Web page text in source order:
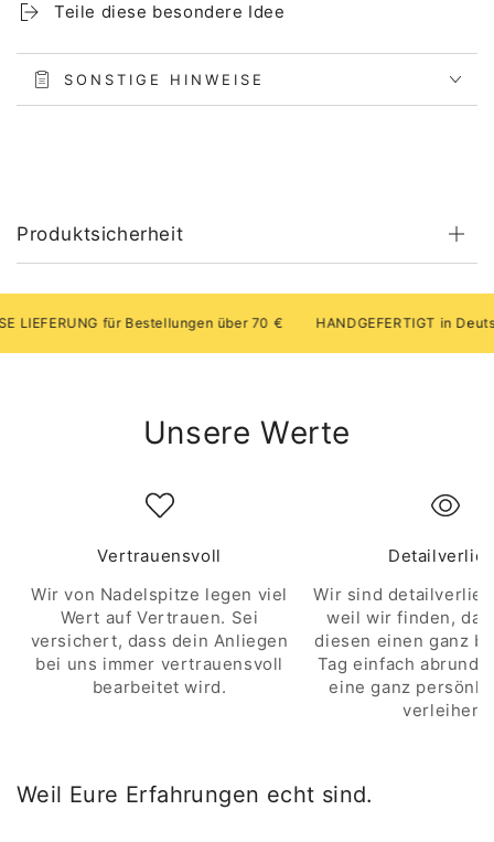
Teile diese besondere Idee
SONSTIGE HINWEISE
Produktsicherheit
für Bestellungen über 70 € HANDGEFERTIGT in
Unsere Werte
Vertrauensvoll
Wir von Nadelspitze legen viel
Wert auf Vertrauen. Sei
versichert, dass dein Anliegen
bei uns immer vertrauensvoll
bearbeitet wird.
Wir sind
weil wir finden,
diesen einen ganz
Tag einfach
eine ganz
verleihen.
Weil Eure Erfahrungen echt sind.